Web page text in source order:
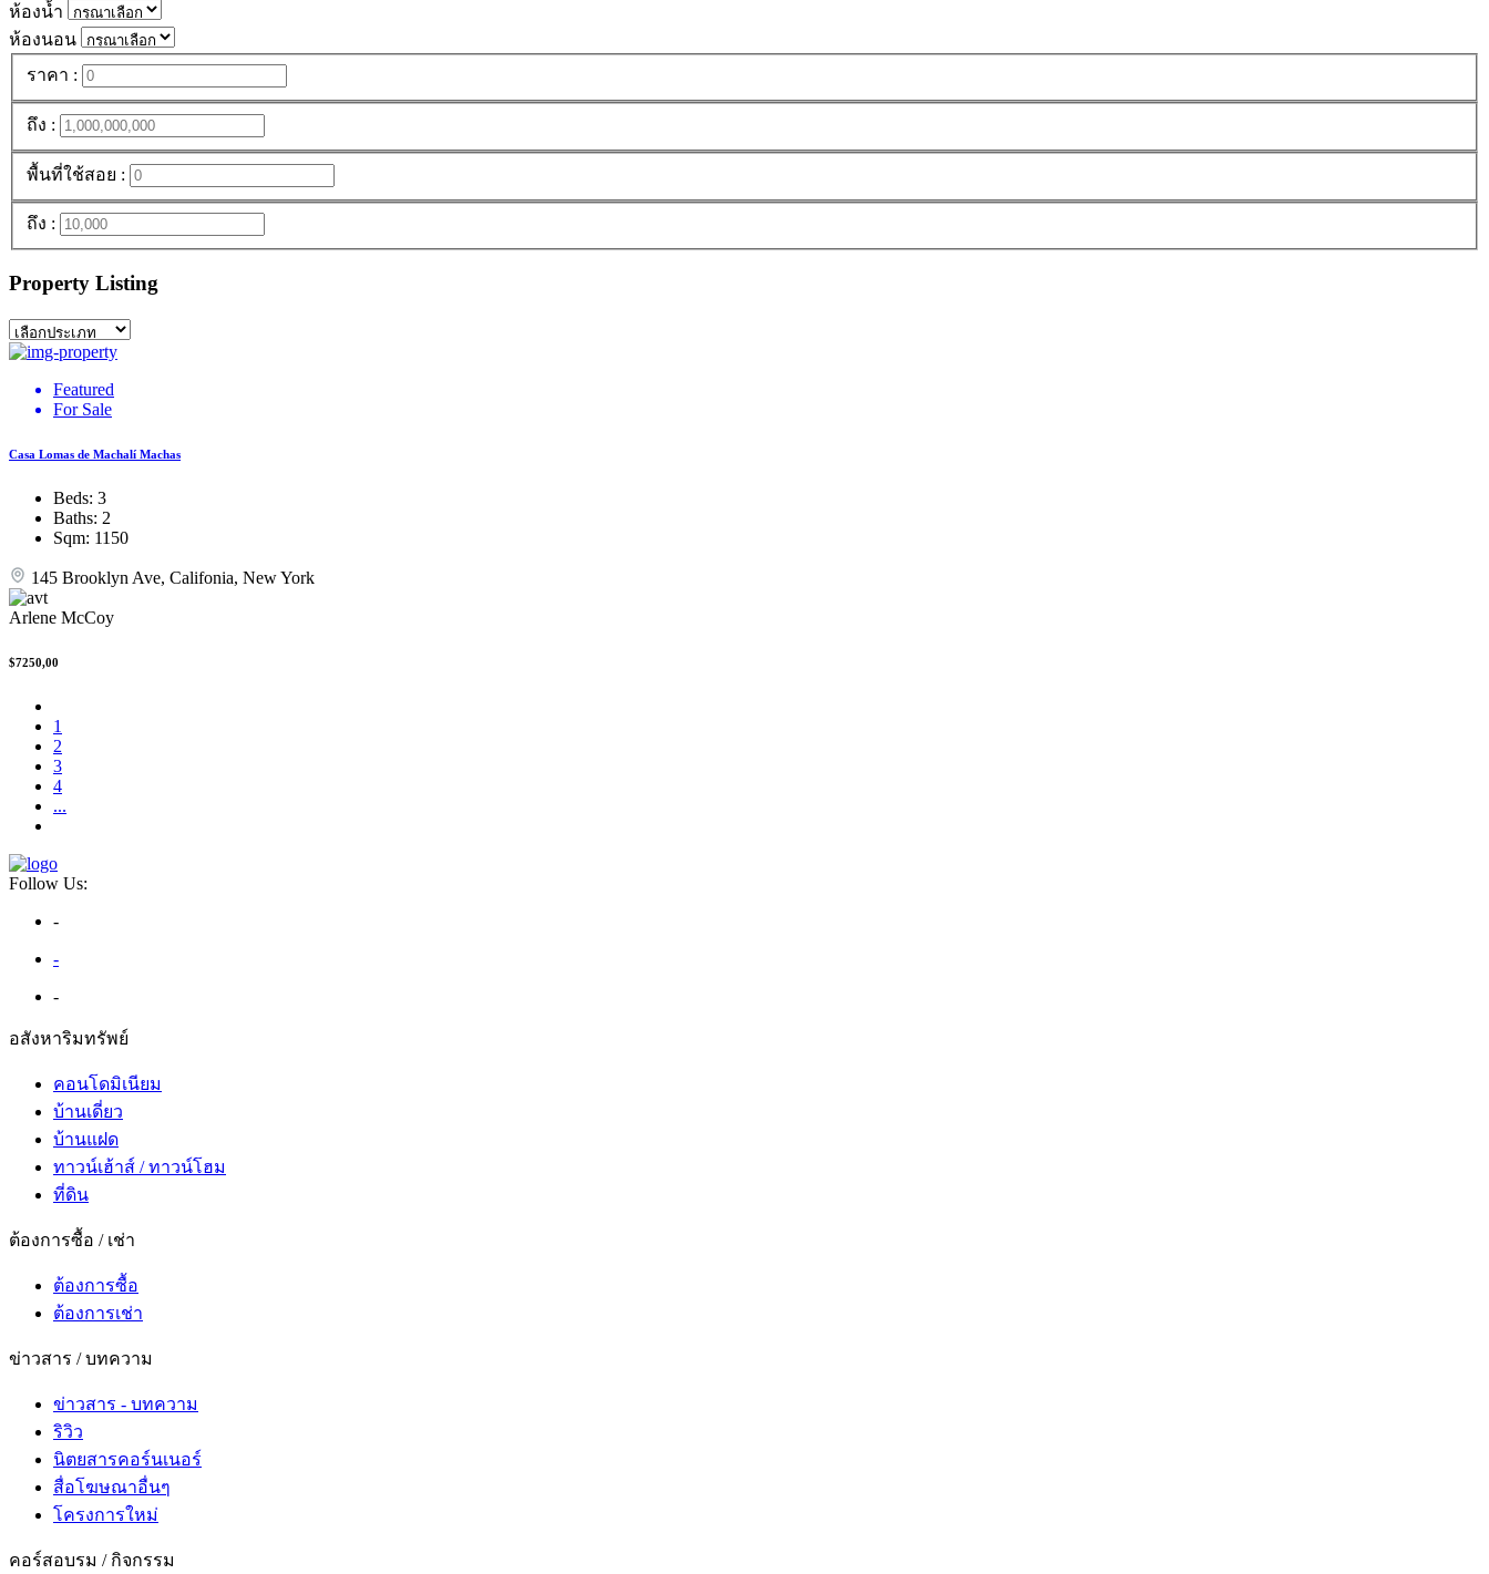
ห้องน้ำ
ห้องนอน
ราคา :
ถึง :
พื้นที่ใช้สอย :
ถึง :
Property Listing
Featured
For Sale
Casa Lomas de Machalí Machas
Beds: 3
Baths: 2
Sqm: 1150
145 Brooklyn Ave, Califonia, New York
Arlene McCoy
$7250,00
1
2
3
4
...
Follow Us:
-
-
-
อสังหาริมทรัพย์
คอนโดมิเนียม
บ้านเดี่ยว
บ้านแฝด
ทาวน์เฮ้าส์ / ทาวน์โฮม
ที่ดิน
ต้องการซื้อ / เช่า
ต้องการซื้อ
ต้องการเช่า
ข่าวสาร / บทความ
ข่าวสาร - บทความ
ริวิว
นิตยสารคอร์นเนอร์
สื่อโฆษณาอื่นๆ
โครงการใหม่
คอร์สอบรม / กิจกรรม